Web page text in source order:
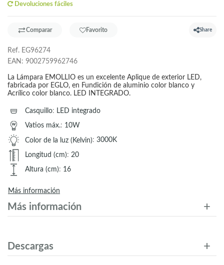
Devoluciones fáciles
Comparar Favorito Share
Ref. EG96274
EAN: 9002759962746
La Lámpara EMOLLIO es un excelente Aplique de exterior LED,
fabricada por EGLO, en Fundición de aluminio color blanco y
Acrílico color blanco. LED INTEGRADO.
Casquillo: LED integrado
Vatios máx.: 10W
Color de la luz (Kelvin): 3000K
Longitud (cm): 20
Altura (cm): 16
Más información
Más información
Descargas